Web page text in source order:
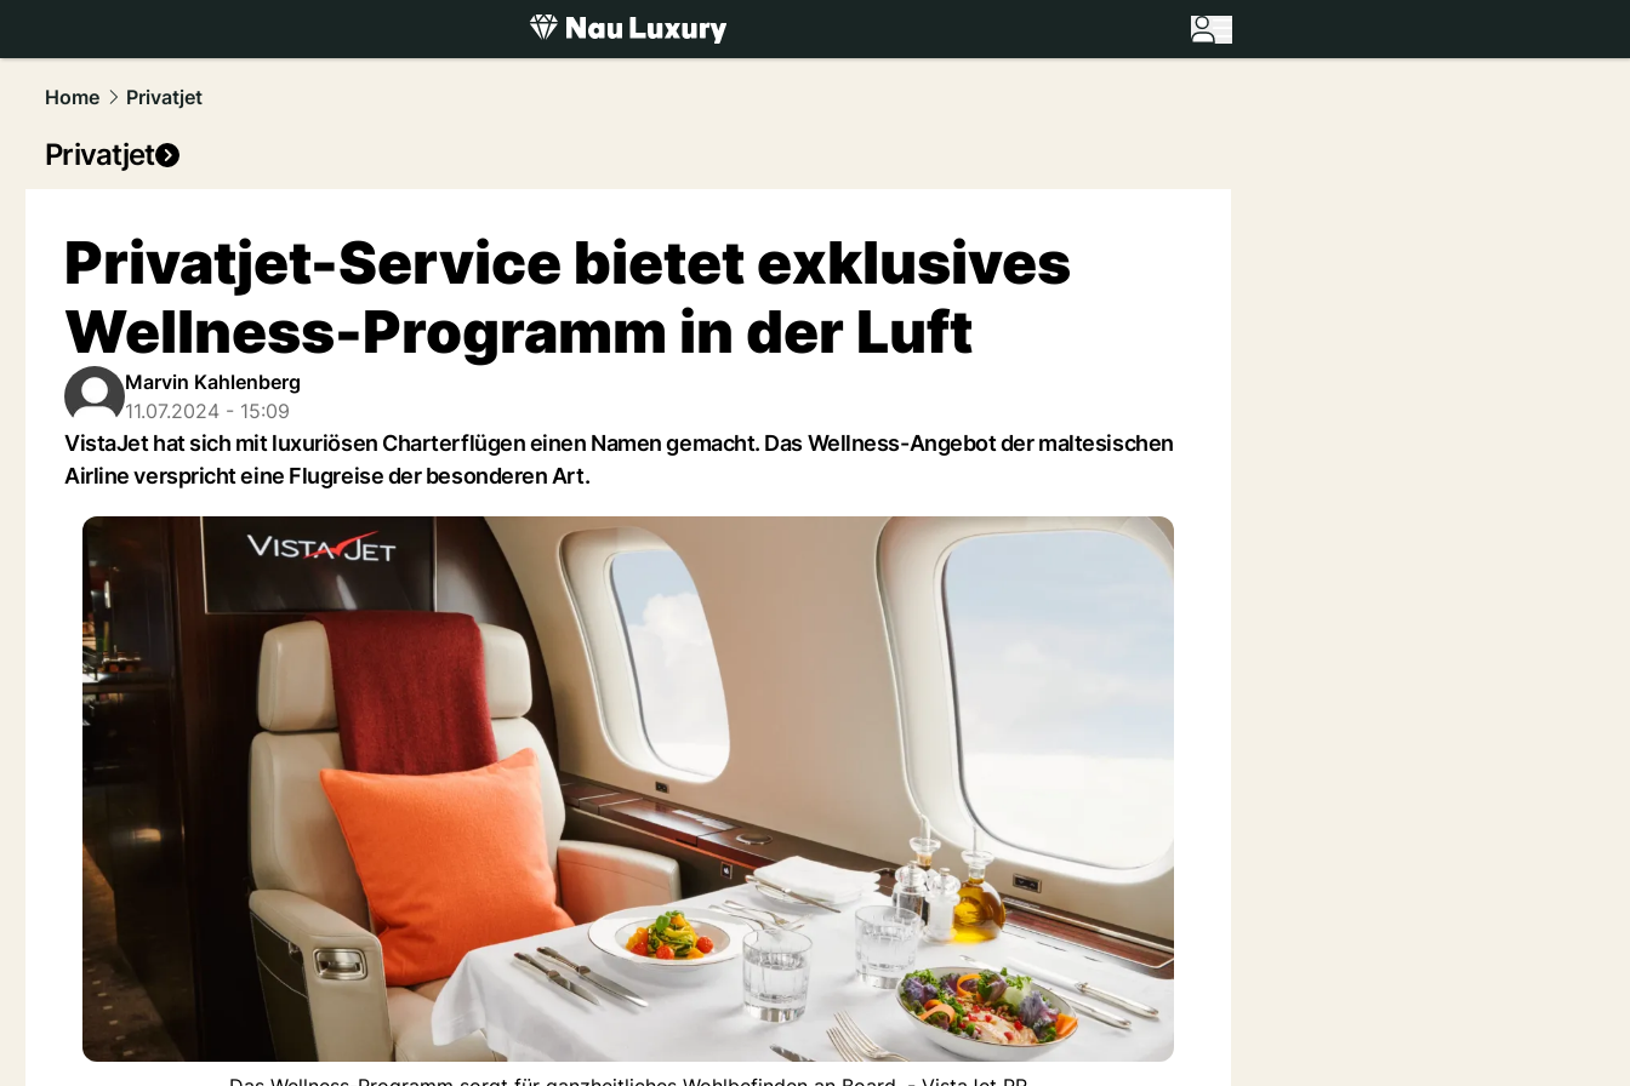
luxury.NAU.ch
Home
Privatjet
Privatjet
Privatjet-Service bietet exklusives
Wellness-Programm in der Luft
Marvin Kahlenberg
11.07.2024 - 15:09
VistaJet hat sich mit luxuriösen Charterflügen einen Namen gemacht. Das Wellness-Angebot der maltesischen
Airline verspricht eine Flugreise der besonderen Art.